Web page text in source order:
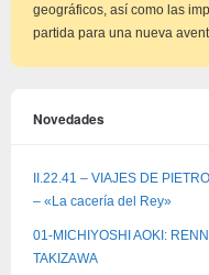
geográficos, así como las
partida para una nueva
Novedades
II.22.41 – VIAJES DE
– «La cacería del Rey»
01-MICHIYOSHI AOKI:
TAKIZAWA